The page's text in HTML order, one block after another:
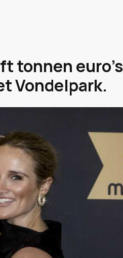
tonnen euro's
Vondelpark.